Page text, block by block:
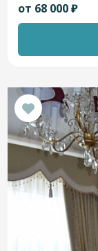
от 68 000 ₽